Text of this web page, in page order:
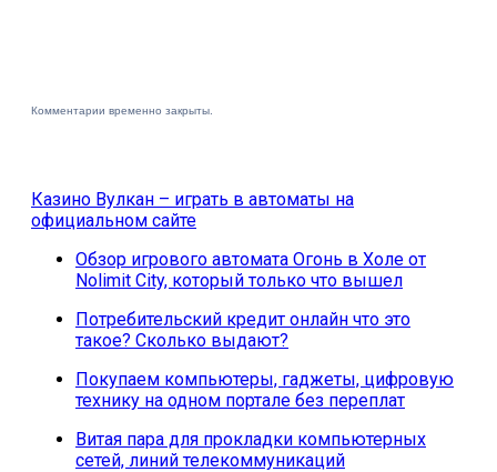
Комментарии временно закрыты.
Казино Вулкан – играть в автоматы на
официальном сайте
Обзор игрового автомата Огонь в Холе от
Nolimit City, который только что вышел
Потребительский кредит онлайн что это
такое? Сколько выдают?
Покупаем компьютеры, гаджеты, цифровую
технику на одном портале без переплат
Витая пара для прокладки компьютерных
сетей, линий телекоммуникаций